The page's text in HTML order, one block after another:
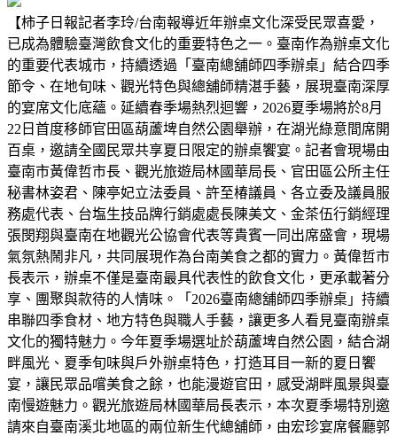
【柿子日報記者李玲/台南報導近年辦桌文化深受民眾喜愛，
已成為體驗臺灣飲食文化的重要特色之一。臺南作為辦桌文化
的重要代表城市，持續透過「臺南總舖師四季辦桌」結合四季
節令、在地旬味、觀光特色與總舖師精湛手藝，展現臺南深厚
的宴席文化底蘊。延續春季場熱烈迴響，2026夏季場將於8月
22日首度移師官田區葫蘆埤自然公園舉辦，在湖光綠意間席開
百桌，邀請全國民眾共享夏日限定的辦桌饗宴。記者會現場由
臺南市黃偉哲市長、觀光旅遊局林國華局長、官田區公所主任
秘書林姿君、陳亭妃立法委員、許至椿議員、各立委及議員服
務處代表、台塩生技品牌行銷處處長陳美文、金茶伍行銷經理
張閔翔與臺南在地觀光公協會代表等貴賓一同出席盛會，現場
氣氛熱鬧非凡，共同展現作為台南美食之都的實力。黃偉哲市
長表示，辦桌不僅是臺南最具代表性的飲食文化，更承載著分
享、團聚與款待的人情味。「2026臺南總舖師四季辦桌」持續
串聯四季食材、地方特色與職人手藝，讓更多人看見臺南辦桌
文化的獨特魅力。今年夏季場選址於葫蘆埤自然公園，結合湖
畔風光、夏季旬味與戶外辦桌特色，打造耳目一新的夏日饗
宴，讓民眾品嚐美食之餘，也能漫遊官田，感受湖畔風景與臺
南慢遊魅力。觀光旅遊局林國華局長表示，本次夏季場特別邀
請來自臺南溪北地區的兩位新生代總舖師，由宏珍宴席餐廳郭